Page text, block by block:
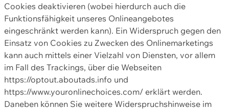
Cookies deaktivieren (wobei hierdurch auch die
Funktionsfähigkeit unseres Onlineangebotes
eingeschränkt werden kann). Ein Widerspruch gegen den
Einsatz von Cookies zu Zwecken des Onlinemarketings
kann auch mittels einer Vielzahl von Diensten, vor allem
im Fall des Trackings, über die Webseiten
https://optout.aboutads.info und
https://www.youronlinechoices.com/ erklärt werden.
Daneben können Sie weitere Widerspruchshinweise im